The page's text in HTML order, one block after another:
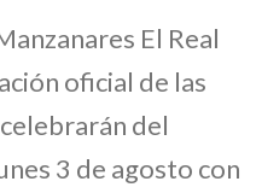
El Real
oficial de las
del
3 de agosto con